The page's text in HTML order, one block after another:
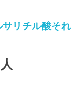
リチル酸それ